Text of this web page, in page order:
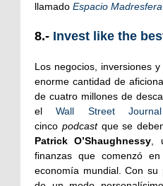
llamado Espacio Madresfera
8.- Invest like the
Los negocios, inversiones
enorme cantidad de
de cuatro millones de
elWall Street Journal
cinco podcastque se
Patrick O’Shaughnessy,
finanzas que comenzó
economía mundial. Con